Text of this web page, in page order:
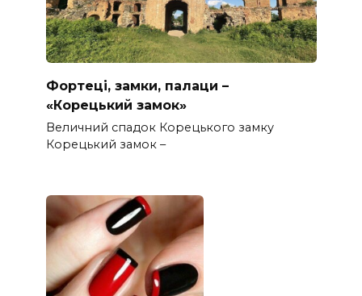
Фортеці, замки, палаци –
«Корецький замок»
Величний спадок Корецького замку
Корецький замок –